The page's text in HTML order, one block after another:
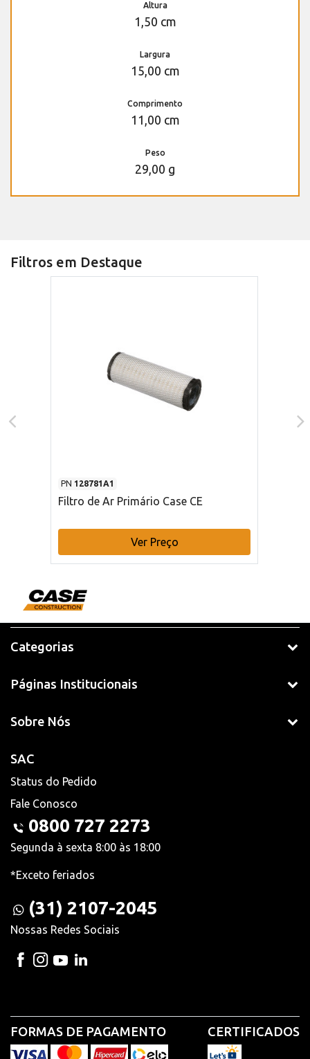
Altura
1,50 cm
Largura
15,00 cm
Comprimento
11,00 cm
Peso
29,00 g
Filtros em Destaque
PN 128781A1
Filtro de Ar Primário Case CE
Ver Preço
Categorias
Páginas Institucionais
Sobre Nós
SAC
Status do Pedido
Fale Conosco
0800 727 2273
Segunda à sexta 8:00 às 18:00
*Exceto feriados
(31) 2107-2045
Nossas Redes Sociais
FORMAS DE PAGAMENTO CERTIFICADOS